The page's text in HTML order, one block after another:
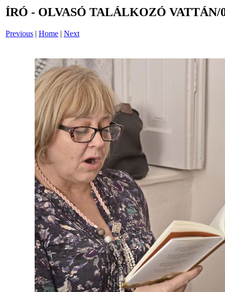
ÍRÓ - OLVASÓ TALÁLKOZÓ VATTÁN/
Previous | Home | Next